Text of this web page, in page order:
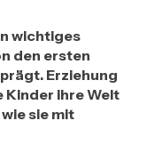
wichtiges
den ersten
Erziehung
Kinder ihre Welt
sie mit